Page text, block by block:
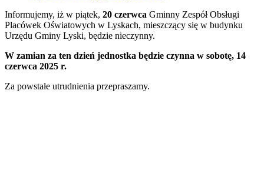
Informujemy, iż w piątek, 20 czerwca Gminny Zespół Obsługi
Placówek Oświatowych w Lyskach, mieszczący się w budynku
Urzędu Gminy Lyski, będzie nieczynny.
W zamian za ten dzień jednostka będzie czynna w sobotę, 14
czerwca 2025 r.
Za powstałe utrudnienia przepraszamy.